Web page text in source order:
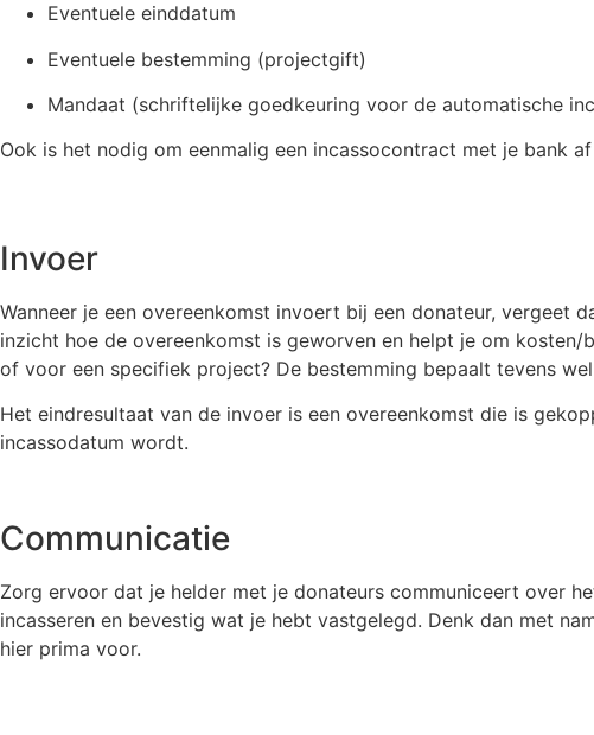
Eventuele einddatum
Eventuele bestemming (projectgift)
Mandaat (schriftelijke goedkeuring voor de automatische
Ook is het nodig om eenmalig een incassocontract met je bank
Invoer
Wanneer je een overeenkomst invoert bij een donateur, vergeet
inzicht hoe de overeenkomst is geworven en helpt je om
of voor een specifiek project? De bestemming bepaalt tevens
Het eindresultaat van de invoer is een overeenkomst die is
incassodatum wordt.
Communicatie
Zorg ervoor dat je helder met je donateurs communiceert over
incasseren en bevestig wat je hebt vastgelegd. Denk dan met
hier prima voor.